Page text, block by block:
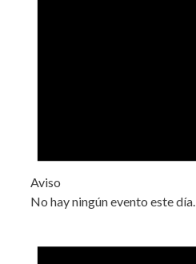
Aviso
No hay ningún evento este día.